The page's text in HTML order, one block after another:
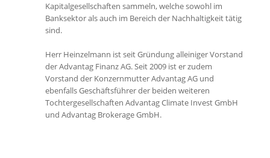
Kapitalgesellschaften sammeln, welche sowohl im
Banksektor als auch im Bereich der Nachhaltigkeit tätig
sind.
Herr Heinzelmann ist seit Gründung alleiniger Vorstand
der Advantag Finanz AG. Seit 2009 ist er zudem
Vorstand der Konzernmutter Advantag AG und
ebenfalls Geschäftsführer der beiden weiteren
Tochtergesellschaften Advantag Climate Invest GmbH
und Advantag Brokerage GmbH.